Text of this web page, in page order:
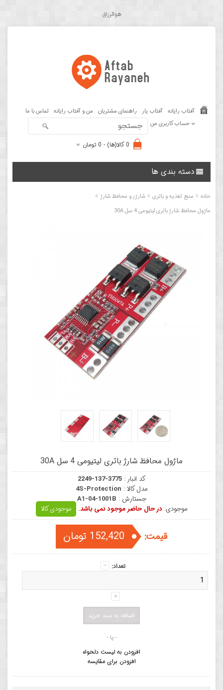
هوالرزاق
آفتاب رایانه آفتاب یار راهنمای مشتریان من و آفتاب رایانه تماس با ما
حساب کاربری من
0 کالا(ها) - 0 تومان
دسته بندی ها
خانه » منبع تغذیه و باتری » شارژر و محافظ شارژ »
ماژول محافظ شارژ باتری لیتیومی 4 سل 30A
ماژول محافظ شارژ باتری لیتیومی 4 سل 30A
کد انبار : 2249-137-3775
مدل کالا : 4S-Protection
جستارش : A1-04-1001B
موجودی: در حال حاضر موجود نمی باشد. موجودی کالا
قیمت: 152,420 تومان
تعداد:
- یا -
افزودن به لیست دلخواه
افزودن برای مقایسه